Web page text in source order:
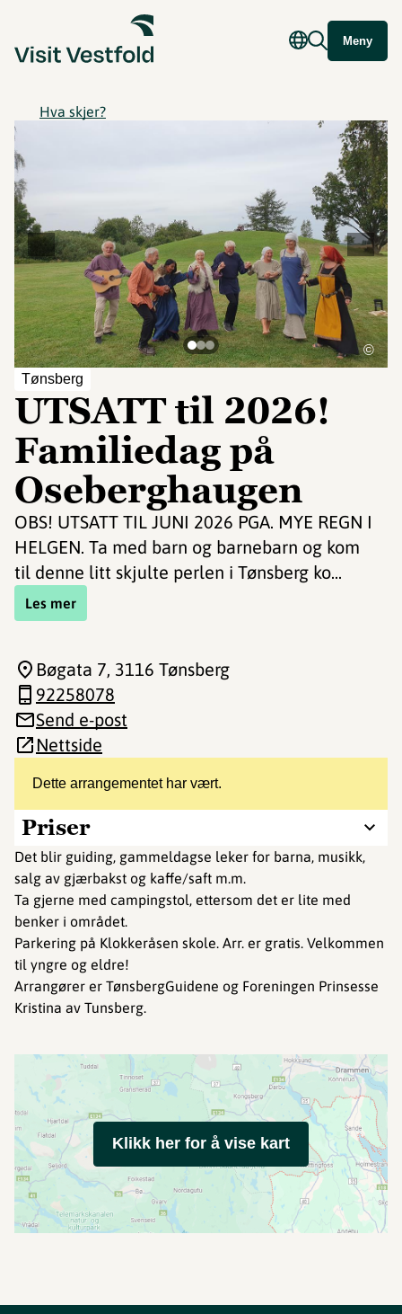
Meny
Hva skjer?
Tønsberg
UTSATT til 2026!
Familiedag på
Oseberghaugen
OBS! UTSATT TIL JUNI 2026 PGA. MYE REGN I
HELGEN. Ta med barn og barnebarn og kom
til denne litt skjulte perlen i Tønsberg ko...
Les mer
©
Dette arrangementet har vært.
Priser
Det blir guiding, gammeldagse leker for barna, musikk,
salg av gjærbakst og kaffe/saft m.m.
Ta gjerne med campingstol, ettersom det er lite med
benker i området.
Parkering på Klokkeråsen skole. Arr. er gratis. Velkommen
til yngre og eldre!
Arrangører er TønsbergGuidene og Foreningen Prinsesse
Kristina av Tunsberg.
Bøgata 7, 3116 Tønsberg
92258078
Send e-post
Nettside
Klikk her for å vise kart